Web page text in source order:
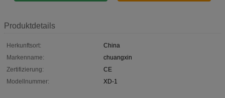
Produktdetails
Herkunftsort:
China
Markenname:
chuangxin
Zertifizierung:
CE
Modellnummer:
XD-1